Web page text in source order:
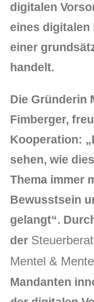
digitalen
eines digitalen
einer
handelt.
Die Gründerin
Fimberger,
Kooperation:
sehen, wie
Thema immer
Bewusstsein
gelangt“.
der
Mentel &
Mandanten